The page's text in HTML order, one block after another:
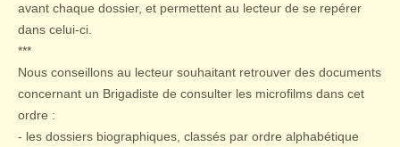
avant chaque dossier, et permettent au lecteur de se repérer
dans celui-ci.
***
Nous conseillons au lecteur souhaitant retrouver des documents
concernant un Brigadiste de consulter les microfilms dans cet
ordre :
- les dossiers biographiques, classés par ordre alphabétique